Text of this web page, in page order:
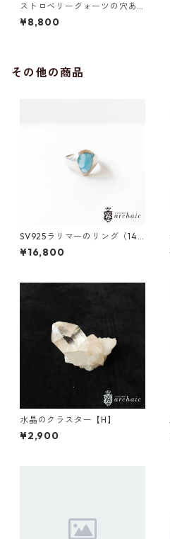
ストロベリークォーツの穴あ
きドロップ(J)
¥8,800
その他の商品
SV925ラリマーのリング（14
号）
¥16,800
水晶のクラスター【H】
¥2,900